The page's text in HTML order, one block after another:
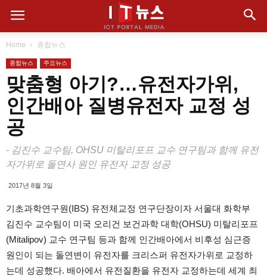
Home 종합뉴스
종합뉴스 주요뉴스
맞춤형 아기?…유전자가위,
인간배아 질병유전자 교정 성
공
- 김진수 교수팀, OHSU 미탈리포프 교수 연구팀과 함께 유전
자가위로 돌연사 원인 유전자 교정 성공
2017년 8월 3일
기초과학연구원(IBS) 유전체교정 연구단장이자 서울대 화학부
김진수 교수팀이 미국 오리건 보건과학 대학(OHSU) 미탈리포프
(Mitalipov) 교수 연구팀 등과 함께 인간배아에서 비후성 심근증
원인이 되는 돌연변이 유전자를 크리스퍼 유전자가위로 교정하
는데 성공했다. 배아에서 유전질환을 유전자 교정하는데 세계 최